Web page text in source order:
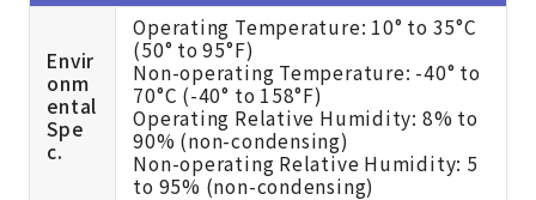
Envir
onm
ental
Spe
c.
Operating Temperature: 10° to 35°C
(50° to 95°F)
Non-operating Temperature: -40° to
70°C (-40° to 158°F)
Operating Relative Humidity: 8% to
90% (non-condensing)
Non-operating Relative Humidity: 5
to 95% (non-condensing)